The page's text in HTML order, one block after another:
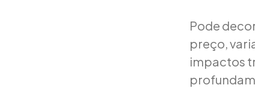
Pode
preço,
impactos